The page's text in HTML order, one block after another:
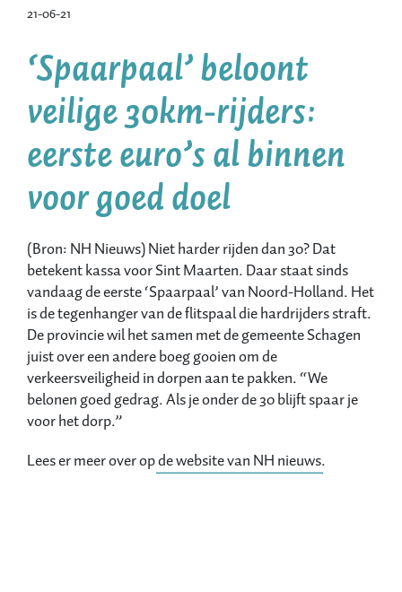
21-06-21
‘Spaarpaal’ beloont
veilige 30km-rijders:
eerste euro’s al binnen
voor goed doel
(Bron: NH Nieuws) Niet harder rijden dan 30? Dat
betekent kassa voor Sint Maarten. Daar staat sinds
vandaag de eerste ‘Spaarpaal’ van Noord-Holland. Het
is de tegenhanger van de flitspaal die hardrijders straft.
De provincie wil het samen met de gemeente Schagen
juist over een andere boeg gooien om de
verkeersveiligheid in dorpen aan te pakken. “We
belonen goed gedrag. Als je onder de 30 blijft spaar je
voor het dorp.”
Lees er meer over opde website van NH nieuws.